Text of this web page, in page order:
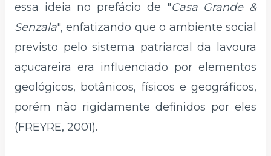
essa ideia no prefácio de "Casa Grande &
Senzala", enfatizando que o ambiente social
previsto pelo sistema patriarcal da lavoura
açucareira era influenciado por elementos
geológicos, botânicos, físicos e geográficos,
porém não rigidamente definidos por eles
(FREYRE, 2001).